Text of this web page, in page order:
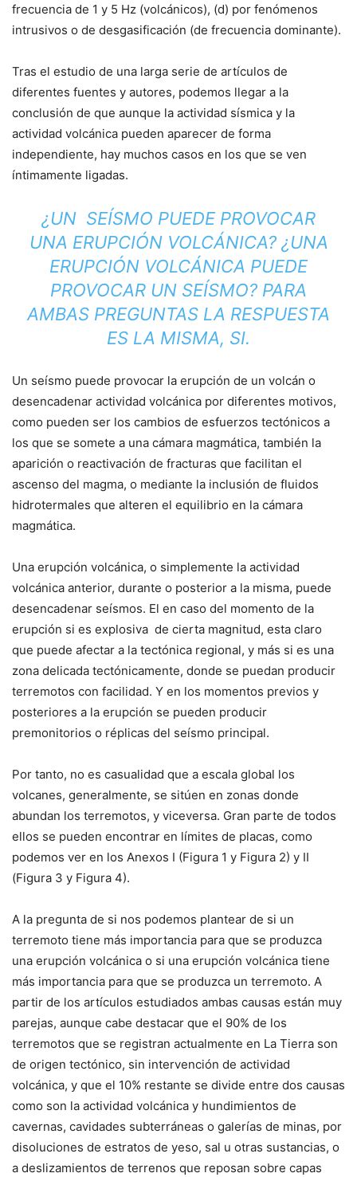
frecuencia de 1 y 5 Hz (volcánicos), (d) por fenómenos
intrusivos o de desgasificación (de frecuencia dominante).
Tras el estudio de una larga serie de artículos de
diferentes fuentes y autores, podemos llegar a la
conclusión de que aunque la actividad sísmica y la
actividad volcánica pueden aparecer de forma
independiente, hay muchos casos en los que se ven
íntimamente ligadas.
¿UN SEÍSMO PUEDE PROVOCAR
UNA ERUPCIÓN VOLCÁNICA? ¿UNA
ERUPCIÓN VOLCÁNICA PUEDE
PROVOCAR UN SEÍSMO? PARA
AMBAS PREGUNTAS LA RESPUESTA
ES LA MISMA, SI.
Un seísmo puede provocar la erupción de un volcán o
desencadenar actividad volcánica por diferentes motivos,
como pueden ser los cambios de esfuerzos tectónicos a
los que se somete a una cámara magmática, también la
aparición o reactivación de fracturas que facilitan el
ascenso del magma, o mediante la inclusión de fluidos
hidrotermales que alteren el equilibrio en la cámara
magmática.
Una erupción volcánica, o simplemente la actividad
volcánica anterior, durante o posterior a la misma, puede
desencadenar seísmos. El en caso del momento de la
erupción si es explosiva de cierta magnitud, esta claro
que puede afectar a la tectónica regional, y más si es una
zona delicada tectónicamente, donde se puedan producir
terremotos con facilidad. Y en los momentos previos y
posteriores a la erupción se pueden producir
premonitorios o réplicas del seísmo principal.
Por tanto, no es casualidad que a escala global los
volcanes, generalmente, se sitúen en zonas donde
abundan los terremotos, y viceversa. Gran parte de todos
ellos se pueden encontrar en límites de placas, como
podemos ver en los Anexos I (Figura 1 y Figura 2) y II
(Figura 3 y Figura 4).
A la pregunta de si nos podemos plantear de si un
terremoto tiene más importancia para que se produzca
una erupción volcánica o si una erupción volcánica tiene
más importancia para que se produzca un terremoto. A
partir de los artículos estudiados ambas causas están muy
parejas, aunque cabe destacar que el 90% de los
terremotos que se registran actualmente en La Tierra son
de origen tectónico, sin intervención de actividad
volcánica, y que el 10% restante se divide entre dos causas
como son la actividad volcánica y hundimientos de
cavernas, cavidades subterráneas o galerías de minas, por
disoluciones de estratos de yeso, sal u otras sustancias, o
a deslizamientos de terrenos que reposan sobre capas